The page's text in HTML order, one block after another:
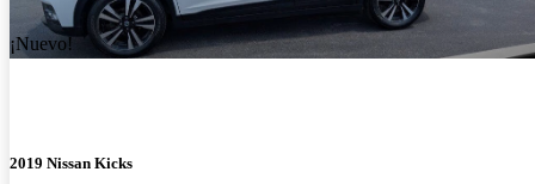
¡Nuevo!
2019 Nissan Kicks